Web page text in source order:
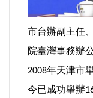
自然/地理/景觀/地球
都市發展與都市建設
市台辦副主任
院臺灣事務辦
2008年天津市
今已成功舉辦